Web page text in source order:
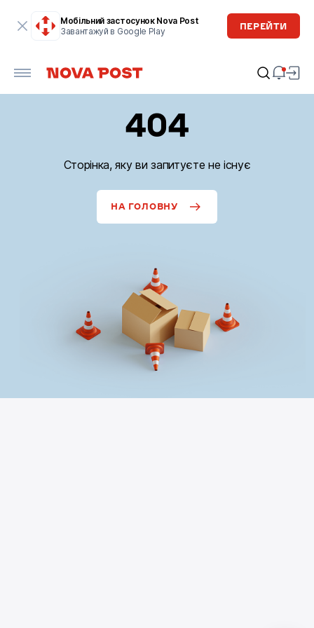
Мобільний застосунок Nova Post
Завантажуй в Google Play
ПЕРЕЙТИ
404
Сторінка, яку ви запитуєте не існує
НА ГОЛОВНУ